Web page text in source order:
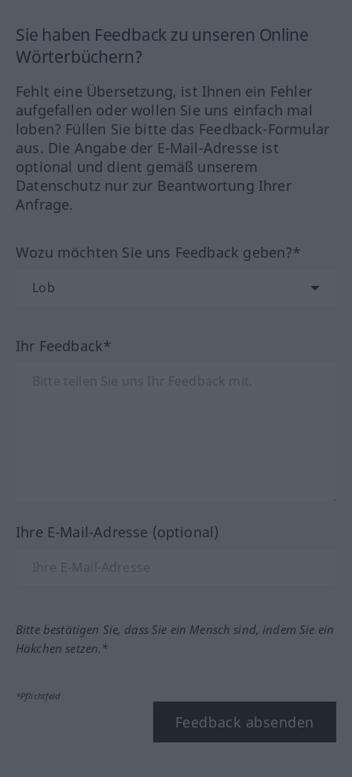
Sie haben Feedback zu unseren Online
Wörterbüchern?
Fehlt eine Übersetzung, ist Ihnen ein Fehler
aufgefallen oder wollen Sie uns einfach mal
loben? Füllen Sie bitte das Feedback-Formular
aus. Die Angabe der E-Mail-Adresse ist
optional und dient gemäß unserem
Datenschutz nur zur Beantwortung Ihrer
Anfrage.
Wozu möchten Sie uns Feedback geben?*
Ihr Feedback*
Ihre E-Mail-Adresse (optional)
Bitte bestätigen Sie, dass Sie ein Mensch sind, indem Sie ein
Häkchen setzen.*
*Pflichtfeld
Feedback absenden